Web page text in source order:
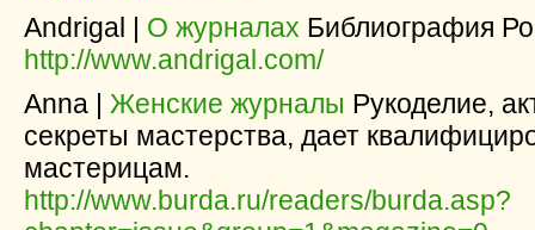
Andrigal | О журналах Библиография
http://www.andrigal.com/
Anna | Женские журналы Рукоделие,
секреты мастерства, дает
мастерицам.
http://www.burda.ru/readers/burda.asp?